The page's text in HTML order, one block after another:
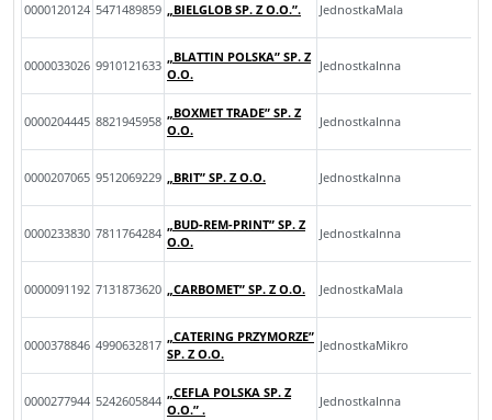
0000120124 5471489859 „BIELGLOB SP. Z O.O.”. JednostkaMala
0000033026 9910121633
„BLATTIN POLSKA” SP. Z
O.O.
JednostkaInna
0000204445 8821945958
„BOXMET TRADE” SP. Z
O.O.
JednostkaInna
0000207065 9512069229 „BRIT” SP. Z O.O. JednostkaInna
0000233830 7811764284
„BUD-REM-PRINT” SP. Z
O.O.
JednostkaInna
0000091192 7131873620 „CARBOMET” SP. Z O.O. JednostkaMala
0000378846 4990632817
„CATERING PRZYMORZE”
SP. Z O.O.
JednostkaMikro
0000277944 5242605844
„CEFLA POLSKA SP. Z
O.O.” .
JednostkaInna